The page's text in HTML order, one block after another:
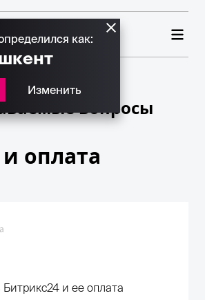
вопросы
оплата
и ее оплата
как:
Изменить